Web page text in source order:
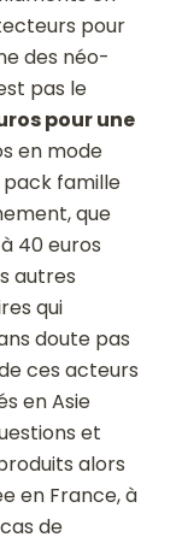
pour
des néo-
pas le
pour une
en mode
pack famille
que
40 euros
autres
qui
doute pas
ces acteurs
en Asie
et
alors
en France, à
de